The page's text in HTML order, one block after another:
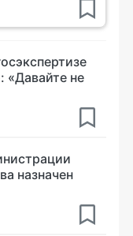
«Давайте не
назначен